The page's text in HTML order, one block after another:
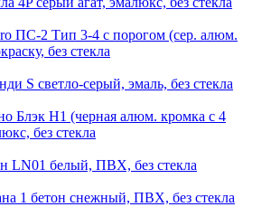
ПС-2 Тип 3-4 с порогом (сер. алюм.
без стекла
S светло-серый, эмаль, без стекла
Блэк H1 (черная алюм. кромка с 4
без стекла
LN01 белый, ПВХ, без стекла
1 бетон снежный, ПВХ, без стекла